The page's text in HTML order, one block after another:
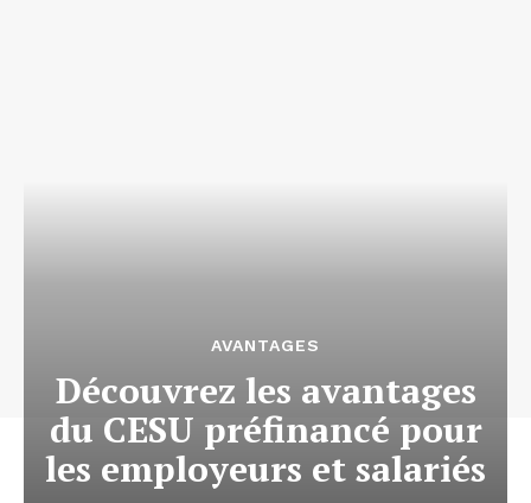
AVANTAGES
Découvrez les avantages
du CESU préfinancé pour
les employeurs et salariés